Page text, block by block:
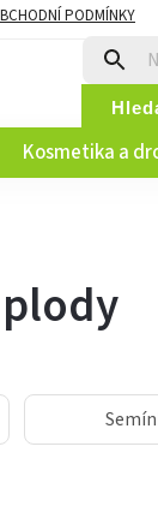
PODMÍNKY
PROGRAM
Kosmetika a